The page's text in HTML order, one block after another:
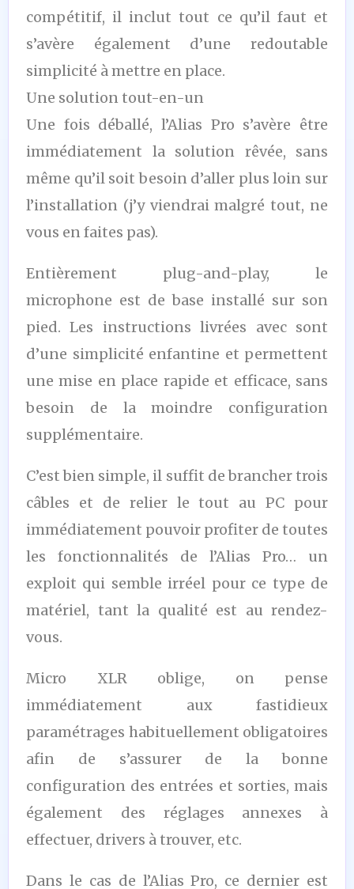
compétitif, il inclut tout ce qu’il faut et
s’avère également d’une redoutable
simplicité à mettre en place.
Une solution tout-en-un
Une fois déballé, l’Alias Pro s’avère être
immédiatement la solution rêvée, sans
même qu’il soit besoin d’aller plus loin sur
l’installation (j’y viendrai malgré tout, ne
vous en faites pas).
Entièrement plug-and-play, le
microphone est de base installé sur son
pied. Les instructions livrées avec sont
d’une simplicité enfantine et permettent
une mise en place rapide et efficace, sans
besoin de la moindre configuration
supplémentaire.
C’est bien simple, il suffit de brancher trois
câbles et de relier le tout au PC pour
immédiatement pouvoir profiter de toutes
les fonctionnalités de l’Alias Pro… un
exploit qui semble irréel pour ce type de
matériel, tant la qualité est au rendez-
vous.
Micro XLR oblige, on pense
immédiatement aux fastidieux
paramétrages habituellement obligatoires
afin de s’assurer de la bonne
configuration des entrées et sorties, mais
également des réglages annexes à
effectuer, drivers à trouver, etc.
Dans le cas de l’Alias Pro, ce dernier est